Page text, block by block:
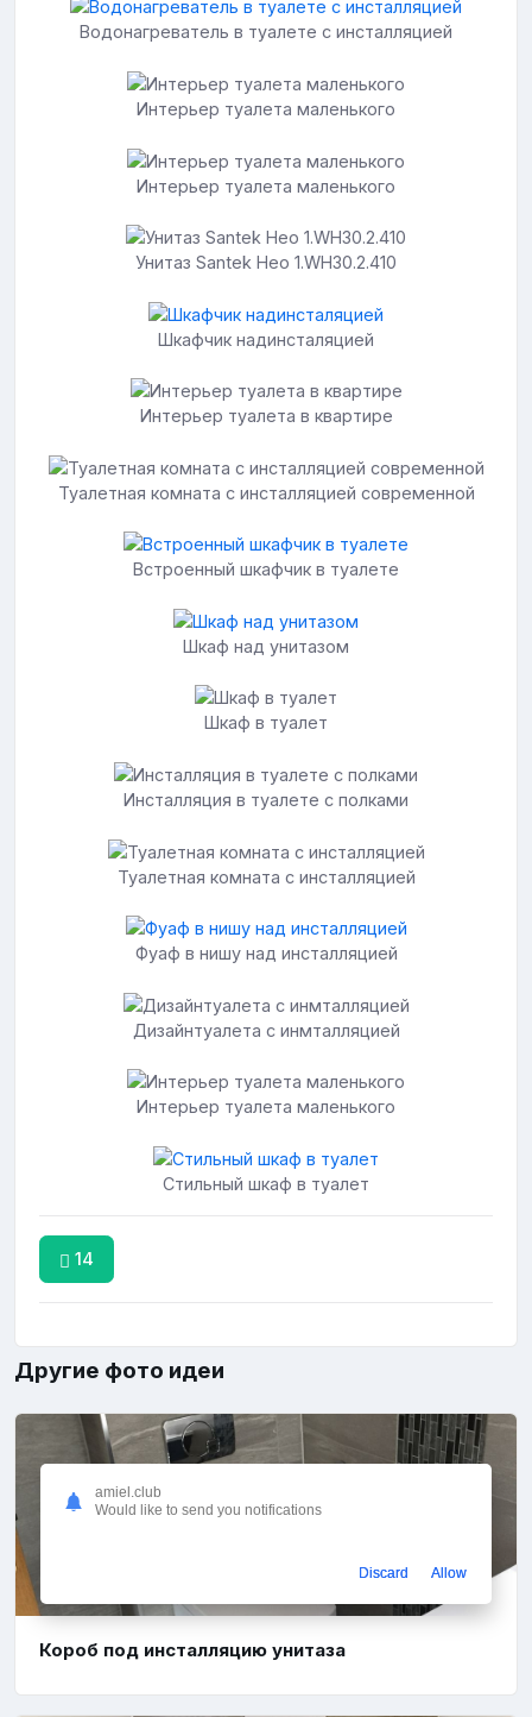
Водонагреватель в туалете с инсталляцией
Интерьер туалета маленького
Интерьер туалета маленького
Унитаз Santek Нео 1.WH30.2.410
Шкафчик надинсталяцией
Интерьер туалета в квартире
Туалетная комната с инсталляцией современной
Встроенный шкафчик в туалете
Шкаф над унитазом
Шкаф в туалет
Инсталляция в туалете с полками
Туалетная комната с инсталляцией
Фуаф в нишу над инсталляцией
Дизайнтуалета с инмталляцией
Интерьер туалета маленького
Стильный шкаф в туалет
14
Другие фото идеи
Короб под инсталляцию унитаза
amiel.club
Would like to send you notifications
Discard Allow